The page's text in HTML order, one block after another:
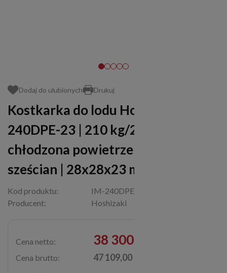
Dodaj do ulubionych Drukuj
Kostkarka do lodu Hoshizaki IM-
240DPE-23 | 210 kg/24h |
chłodzona powietrzem | kostka
sześcian | 28x28x23 mm
Kod produktu:
IM-240DPE-23
Producent:
Hoshizaki
Cena netto: 38 300,00 zł
Cena brutto: 47 109,00 zł